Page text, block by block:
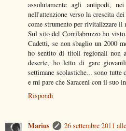
assolutamente agli antipodi,
nell'attenzione verso la crescita
come strumento per rivitalizzare il
Sul sito del Corrilabruzzo ho
Cadetti, se non sbaglio un 2000
ho sentito di titoli regionali non
deserte, ho letto di gare
settimane scolastiche... sono tutte
e mi pare che Saraceni con il suo
Rispondi
Marius
26 settembre 2011